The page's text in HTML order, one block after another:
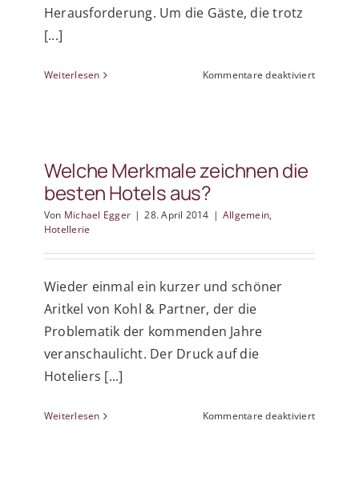
Herausforderung. Um die Gäste, die trotz
[...]
Weiterlesen Kommentare deaktiviertfür
Welche Merkmale zeichnen die
besten Hotels aus?
Von Michael Egger | 28. April 2014 | Allgemein,
Hotellerie
Wieder einmal ein kurzer und schöner
Aritkel von Kohl & Partner, der die
Problematik der kommenden Jahre
veranschaulicht. Der Druck auf die
Hoteliers [...]
Weiterlesen Kommentare deaktiviertfür